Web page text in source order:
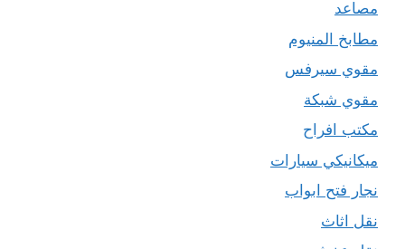
مصاعد
مطابخ المنيوم
مقوي سيرفس
مقوي شبكة
مكتب افراح
ميكانيكي سيارات
نجار فتح ابواب
نقل اثاث